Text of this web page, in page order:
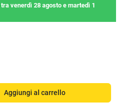
tra venerdì 28 agostoe martedì 1
Aggiungi al carrello